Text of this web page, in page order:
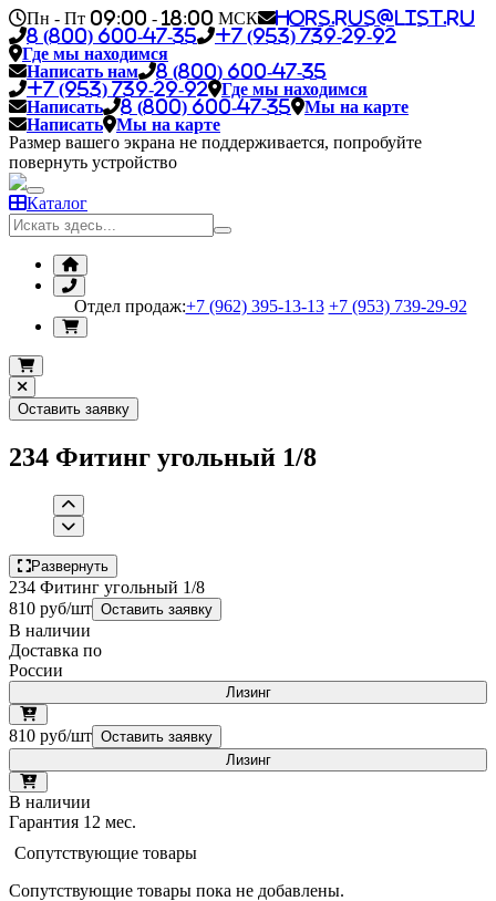
Пн - Пт 09:00 - 18:00 МСК
hors.rus@list.ru
8 (800) 600-47-35
+7 (953) 739-29-92
Где мы находимся
Написать нам
8 (800) 600-47-35
+7 (953) 739-29-92
Где мы находимся
Написать
8 (800) 600-47-35
Мы на карте
Написать
Мы на карте
Размер вашего экрана не поддерживается, попробуйте
повернуть устройство
Каталог
Отдел продаж:+7 (962) 395-13-13 +7 (953) 739-29-92
Оставить заявку
234 Фитинг угольный 1/8
Развернуть
234 Фитинг угольный 1/8
810 руб/шт Оставить заявку
В наличии
Доставка по
России
Лизинг
810 руб/шт Оставить заявку
Лизинг
В наличии
Гарантия 12 мес.
Сопутствующие товары
Сопутствующие товары пока не добавлены.